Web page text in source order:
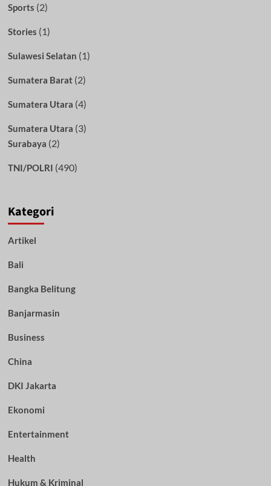
Sports (2)
Stories (1)
Sulawesi Selatan (1)
Sumatera Barat(2)
Sumatera Utara (4)
Sumatera Utara (3)
Surabaya (2)
TNI/POLRI (490)
Kategori
Artikel
Bali
Bangka Belitung
Banjarmasin
Business
China
DKI Jakarta
Ekonomi
Entertainment
Health
Hukum & Kriminal